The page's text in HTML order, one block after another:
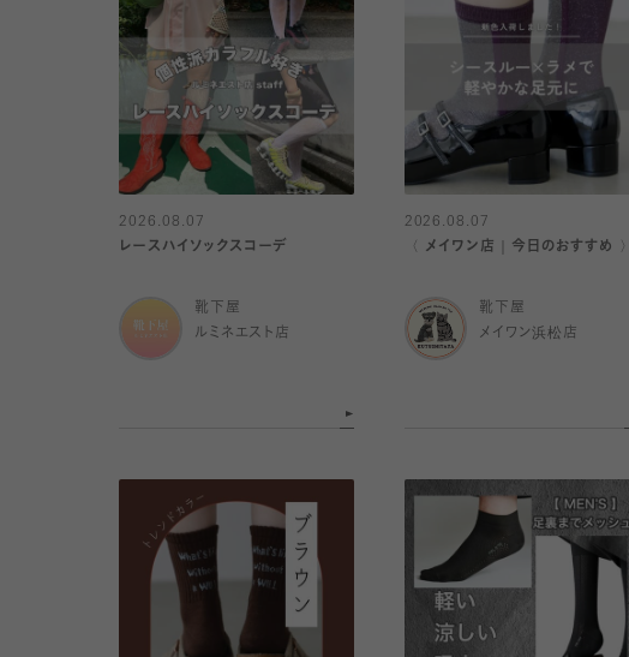
2026.08.07
レースハイソックスコーデ
靴下屋
ルミネエスト店
2026.08.07
〈 メイワン店｜今日のおすすめ 〉
靴下屋
メイワン浜松店